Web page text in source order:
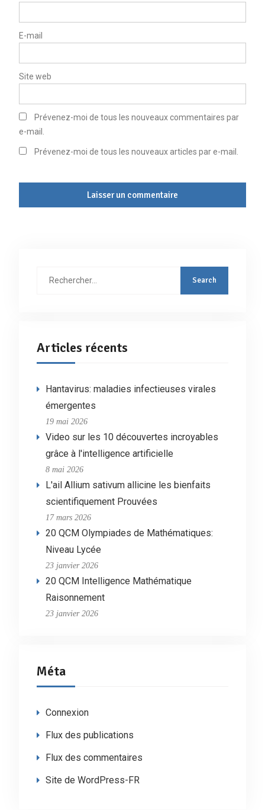
E-mail
Site web
Prévenez-moi de tous les nouveaux commentaires par
e-mail.
Prévenez-moi de tous les nouveaux articles par e-mail.
Articles récents
Hantavirus: maladies infectieuses virales
émergentes
19 mai 2026
Video sur les 10 découvertes incroyables
grâce à l'intelligence artificielle
8 mai 2026
L'ail Allium sativum allicine les bienfaits
scientifiquement Prouvées
17 mars 2026
20 QCM Olympiades de Mathématiques:
Niveau Lycée
23 janvier 2026
20 QCM Intelligence Mathématique
Raisonnement
23 janvier 2026
Méta
Connexion
Flux des publications
Flux des commentaires
Site de WordPress-FR